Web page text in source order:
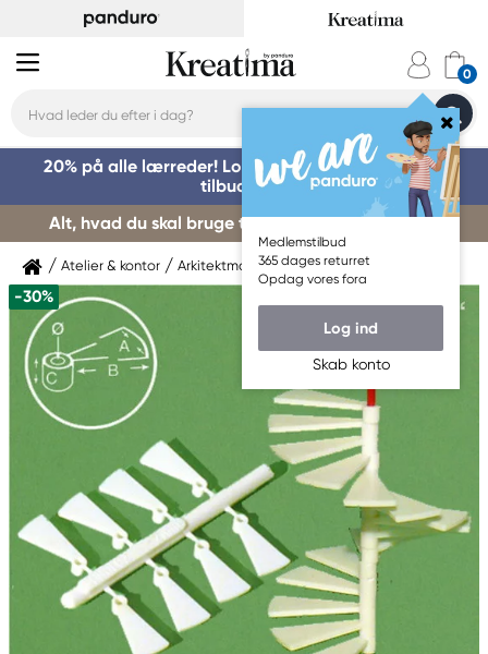
Medlemstilbud
365 dages returret
Opdag vores fora
Log ind
Skab konto
20% på alle lærreder! Log på for at benytte dig af
tilbuddet »
Alt, hvad du skal bruge til kursusstart – køb her »
Atelier & kontor Arkitektmaterialer Modelmateriale
-30%